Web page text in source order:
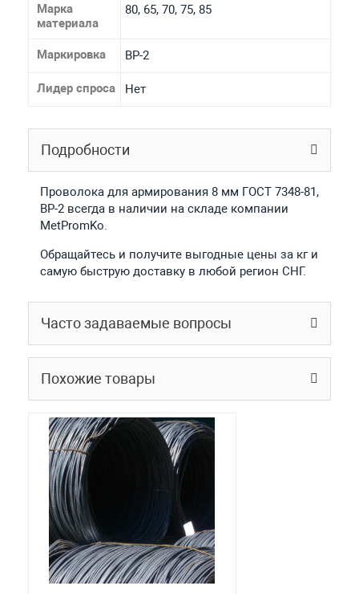
Марка
материала
80, 65, 70, 75, 85
Маркировка ВР-2
Лидер спроса Нет
Подробности
Проволока для армирования 8 мм ГОСТ 7348-81,
ВР-2 всегда в наличии на складе компании
MetPromKo.
Обращайтесь и получите выгодные цены за кг и
самую быструю доставку в любой регион СНГ.
Часто задаваемые вопросы
Похожие товары